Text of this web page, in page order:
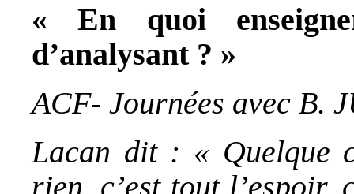
« En quoi
d’analysant ? »
ACF- Journées avec B.
Lacan dit : « Quelque
rien, c’est tout l’espoir,